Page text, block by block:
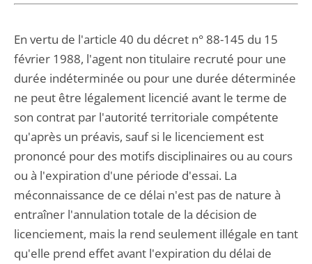
En vertu de l'article 40 du décret n° 88-145 du 15
février 1988, l'agent non titulaire recruté pour une
durée indéterminée ou pour une durée déterminée
ne peut être légalement licencié avant le terme de
son contrat par l'autorité territoriale compétente
qu'après un préavis, sauf si le licenciement est
prononcé pour des motifs disciplinaires ou au cours
ou à l'expiration d'une période d'essai. La
méconnaissance de ce délai n'est pas de nature à
entraîner l'annulation totale de la décision de
licenciement, mais la rend seulement illégale en tant
qu'elle prend effet avant l'expiration du délai de